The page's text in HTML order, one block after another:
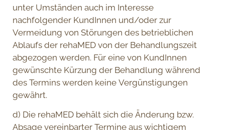
unter Umständen auch im Interesse
nachfolgender KundInnen und/oder zur
Vermeidung von Störungen des betrieblichen
Ablaufs der rehaMED von der Behandlungszeit
abgezogen werden. Für eine von KundInnen
gewünschte Kürzung der Behandlung während
des Termins werden keine Vergünstigungen
gewährt.
d) Die rehaMED behält sich die Änderung bzw.
Absage vereinbarter Termine aus wichtigem